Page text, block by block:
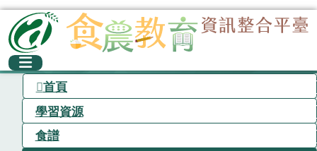
首頁
學習資源
食譜